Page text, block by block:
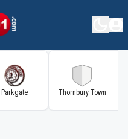
Parkgate Thornbury Town